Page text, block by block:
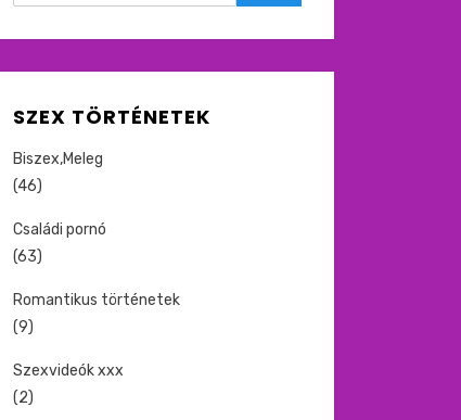
SZEX TÖRTÉNETEK
Biszex,Meleg
(46)
Családi pornó
(63)
Romantikus történetek
(9)
Szexvideók xxx
(2)